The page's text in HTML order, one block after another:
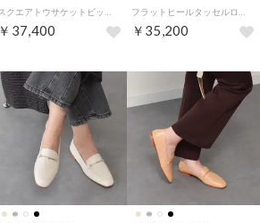
￥37,400 ￥35,200